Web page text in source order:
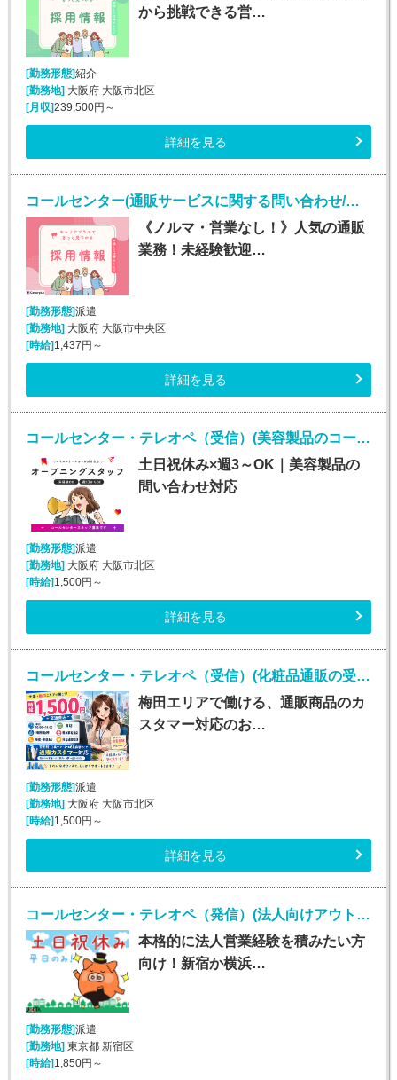
から挑戦できる営…
[勤務形態]紹介
[勤務地] 大阪府 大阪市北区
[月収]239,500円～
詳細を見る
コールセンター(通販サービスに関する問い合わせ/平日のみ/未経験OK)
《ノルマ・営業なし！》人気の通販
業務！未経験歓迎…
[勤務形態]派遣
[勤務地]大阪府 大阪市中央区
[時給]1,437円～
詳細を見る
コールセンター・テレオペ（受信）(美容製品のコールセンタースタッフ)
土日祝休み×週3～OK｜美容製品の
問い合わせ対応
[勤務形態]派遣
[勤務地] 大阪府 大阪市北区
[時給] 1,500円～
詳細を見る
コールセンター・テレオペ（受信）(化粧品通販の受発信業務)
梅田エリアで働ける、通販商品のカ
スタマー対応のお…
[勤務形態]派遣
[勤務地]大阪府 大阪市北区
[時給]1,500円～
詳細を見る
コールセンター・テレオペ（発信）(法人向けアウトバウンド業務/週5/9~18時)
本格的に法人営業経験を積みたい方
向け！新宿か横浜…
[勤務形態]派遣
[勤務地] 東京都 新宿区
[時給] 1,850円～